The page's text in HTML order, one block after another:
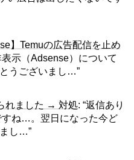
】Temuの広告配信を止め
示（Adsense）について
うございまし…”
れました → 対処: “返信あり
すね…。翌日になった今ど
し… ”